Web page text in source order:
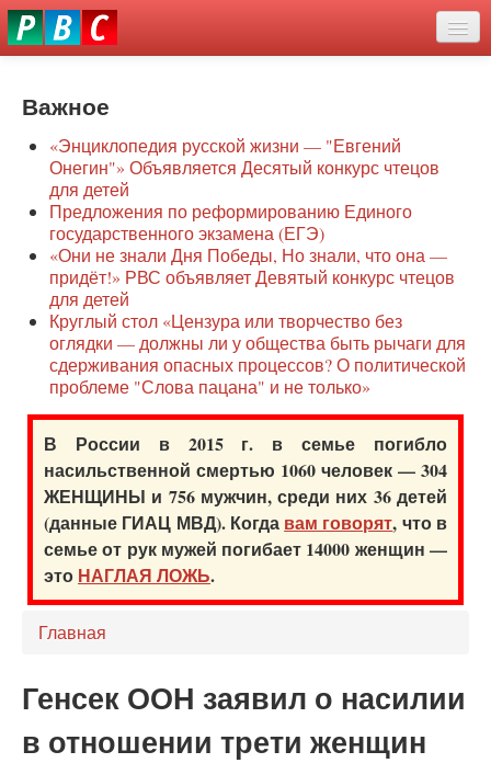
Перейти
к
О нас
Защита семей
Образование
Наше сопротивление
Регионы
Видео
Важное
«Энциклопедия русской жизни — "Евгений
Онегин"» Объявляется Десятый конкурс чтецов
для детей
Предложения по реформированию Единого
государственного экзамена (ЕГЭ)
«Они не знали Дня Победы, Но знали, что она —
придёт!» РВС объявляет Девятый конкурс чтецов
для детей
Круглый стол «Цензура или творчество без
оглядки — должны ли у общества быть рычаги для
сдерживания опасных процессов? О политической
проблеме "Слова пацана" и не только»
В России в 2015 г. в семье погибло
насильственной смертью 1060 человек — 304
ЖЕНЩИНЫ и 756 мужчин, среди них 36 детей
(данные ГИАЦ МВД). Когда вам говорят, что в
семье от рук мужей погибает 14000 женщин —
это НАГЛАЯ ЛОЖЬ.
Главная
Генсек ООН заявил о насилии
в отношении трети женщин